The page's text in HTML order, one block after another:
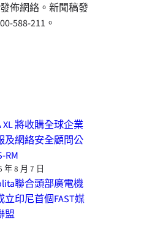
佈網絡。新聞稿發
588-211。
XL 將收購全球企業
及網絡安全顧問公
RM
年 8 月 7 日
聯合頭部廣電機
立印尼首個FAST媒
盟